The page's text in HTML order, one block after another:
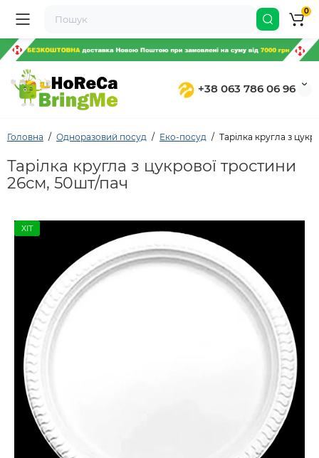
+38 063 786 06 96
0
Головна Одноразовий посуд Еко-посуд Тарілка кругла з
Тарілка кругла з цукрової тростини
26см, 50шт/пач
ХІТ